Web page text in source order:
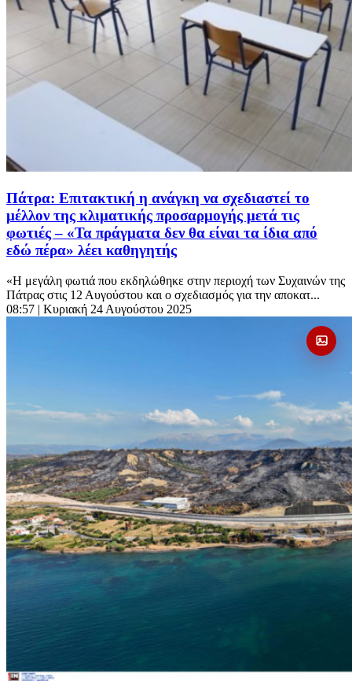
Πάτρα: Επιτακτική η ανάγκη να σχεδιαστεί το
μέλλον της κλιματικής προσαρμογής μετά τις
φωτιές – «Τα πράγματα δεν θα είναι τα ίδια από
εδώ πέρα» λέει καθηγητής
«Η μεγάλη φωτιά που εκδηλώθηκε στην περιοχή των Συχαινών της
Πάτρας στις 12 Αυγούστου και ο σχεδιασμός για την αποκατ...
08:57 | Κυριακή 24 Αυγούστου 2025